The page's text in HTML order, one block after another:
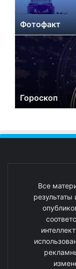
Фотофакт
Гороскоп
Все
результаты